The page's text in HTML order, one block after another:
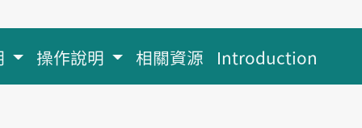
操作說明 相關資源 Introduction